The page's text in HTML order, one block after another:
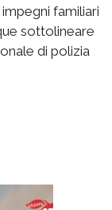
familiari
sottolineare
di polizia